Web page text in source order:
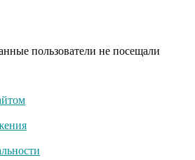
это
на
когда
пользователи не посещали